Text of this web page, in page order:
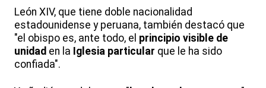
León XIV, que tiene doble nacionalidad
estadounidense y peruana, también destacó que
"el obispo es, ante todo, el principio visible de
unidad en la Iglesia particular que le ha sido
confiada".